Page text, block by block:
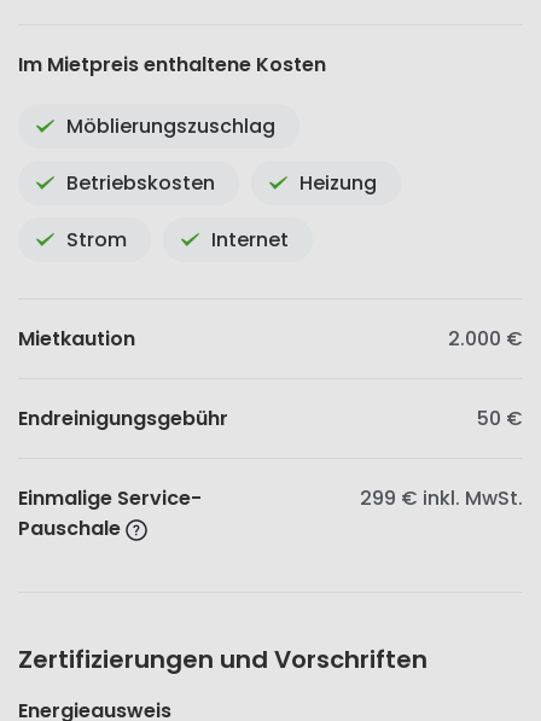
Im Mietpreis enthaltene Kosten
Möblierungszuschlag
Betriebskosten Heizung
Strom Internet
Mietkaution 2.000 €
Endreinigungsgebühr 50 €
Einmalige Service-
Pauschale
299 € inkl. MwSt.
Zertifizierungen und Vorschriften
Energieausweis